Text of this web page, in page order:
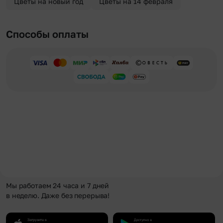
Способы оплаты
Мы работаем 24 часа и 7 дней
в неделю. Даже без перерыва!